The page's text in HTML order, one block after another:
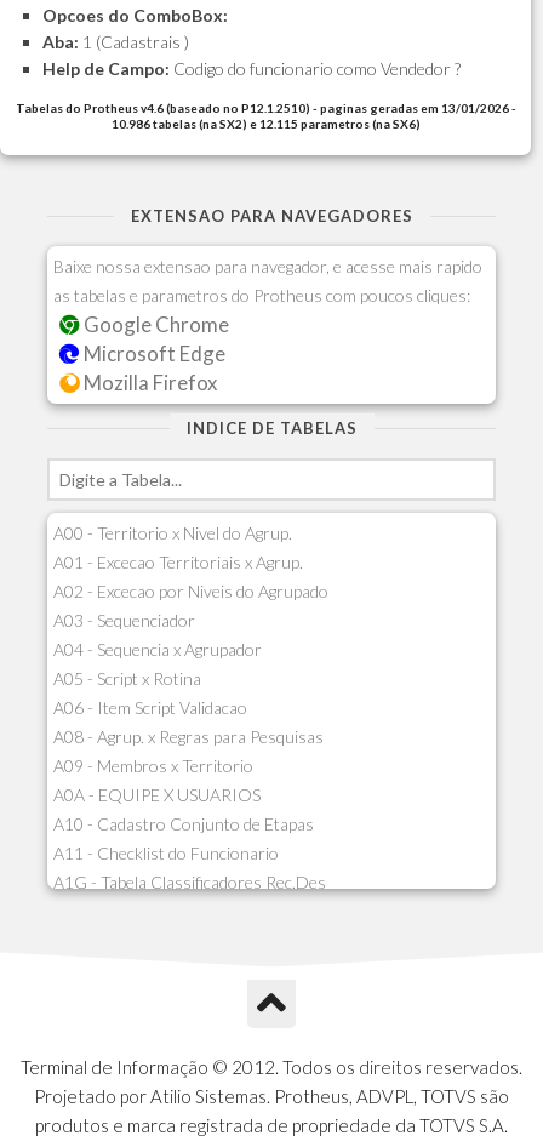
Opcoes do ComboBox:
Aba: 1 (Cadastrais )
Help de Campo: Codigo do funcionario como Vendedor ?
Tabelas do Protheus v4.6 (baseado no P12.1.2510) - paginas geradas em 13/01/2026 -
10.986 tabelas (na SX2) e 12.115 parametros (na SX6)
EXTENSAO PARA NAVEGADORES
Baixe nossa extensao para navegador, e acesse mais rapido
as tabelas e parametros do Protheus com poucos cliques:
Google Chrome
Microsoft Edge
Mozilla Firefox
INDICE DE TABELAS
A00 - Territorio x Nivel do Agrup.
A01 - Excecao Territoriais x Agrup.
A02 - Excecao por Niveis do Agrupado
A03 - Sequenciador
A04 - Sequencia x Agrupador
A05 - Script x Rotina
A06 - Item Script Validacao
A08 - Agrup. x Regras para Pesquisas
A09 - Membros x Territorio
A0A - EQUIPE X USUARIOS
A10 - Cadastro Conjunto de Etapas
A11 - Checklist do Funcionario
A1G - Tabela Classificadores Rec.Des
A1P - Tipos de Charts
A1Q - Charts Dashboard
A1R - Visoes
Terminal de Informação © 2012. Todos os direitos reservados.
Projetado por Atilio Sistemas. Protheus, ADVPL, TOTVS são
produtos e marca registrada de propriedade da TOTVS S.A.